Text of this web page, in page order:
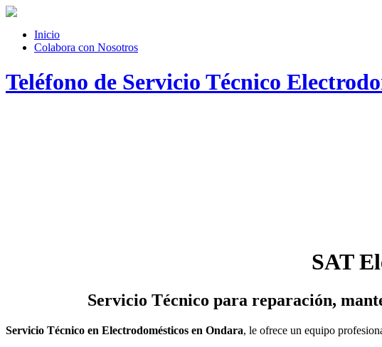
Inicio
Colabora con Nosotros
Teléfono de Servicio Técnico
SAT
Servicio Técnico para reparación,
Servicio Técnico en Electrodomésticos en Ondara, le ofrece un equipo